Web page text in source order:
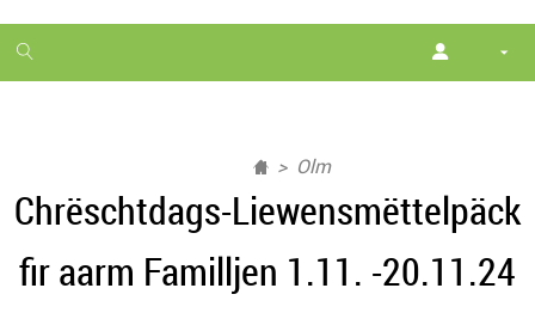
1
month
Olm
Chrëschtdags-Liewensmëttelpäck
fir aarm Familljen 1.11. -20.11.24